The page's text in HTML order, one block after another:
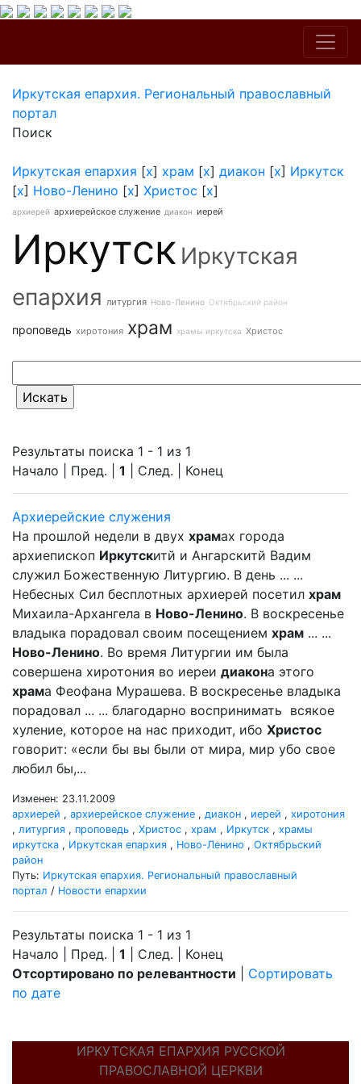
Иркутская епархия. Региональный православный
портал
Поиск
Иркутская епархия [x] храм [x] диакон [x] Иркутск
[x] Ново-Ленино [x] Христос [x]
архиерей архиерейское служение диакон иерей
Иркутск Иркутская
епархия литургия Ново-Ленино Октябрьский район
проповедь хиротония храм храмы иркутска Христос
Результаты поиска 1 - 1 из 1
Начало | Пред. | 1 | След. | Конец
Архиерейские служения
На прошлой недели в двух храмах города
архиепископ Иркутскитй и Ангарскитй Вадим
служил Божественную Литургию. В день ... ...
Небесных Сил бесплотных архиерей посетил храм
Михаила-Архангела в Ново-Ленино. В воскресенье
владыка порадовал своим посещением храм ... ...
Ново-Ленино. Во время Литургии им была
совершена хиротония во иереи диакона этого
храма Феофана Мурашева. В воскресенье владыка
порадовал ... ... благодарно воспринимать всякое
хуление, которое на нас приходит, ибо Христос
говорит: «если бы вы были от мира, мир убо свое
любил бы,...
Изменен: 23.11.2009
архиерей , архиерейское служение , диакон , иерей , хиротония
, литургия , проповедь , Христос , храм , Иркутск , храмы
иркутска , Иркутская епархия , Ново-Ленино , Октябрьский
район
Путь: Иркутская епархия. Региональный православный
портал / Новости епархии
Результаты поиска 1 - 1 из 1
Начало | Пред. | 1 | След. | Конец
Отсортировано по релевантности
Сортировать
по дате
ИРКУТСКАЯ ЕПАРХИЯ РУССКОЙ
ПРАВОСЛАВНОЙ ЦЕРКВИ